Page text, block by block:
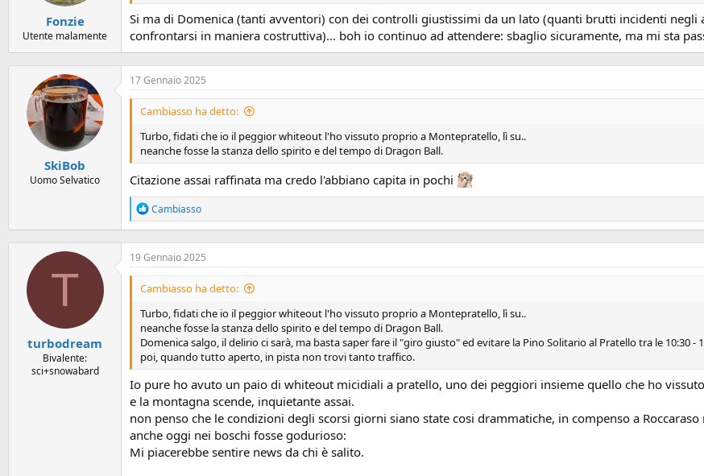
Fonzie
Utente malamente
Si ma di Domenica (tanti avventori) con dei controlli giustissimi da un lato (quanti brutti incidenti negli
confrontarsi in maniera costruttiva)... boh io continuo ad attendere: sbaglio sicuramente, ma mi sta
SkiBob
Uomo Selvatico
17 Gennaio 2025
Cambiasso ha detto:
Turbo, fidati che io il peggior whiteout l'ho vissuto proprio a Montepratello, lì su..
neanche fosse la stanza dello spirito e del tempo di Dragon Ball.
Citazione assai raffinata ma credo l'abbiano capita in pochi
R
e
a
c
t
o
s
:
Cambiasso
T
turbodream
Bivalente:
sci+snowabard
19 Gennaio 2025
Cambiasso ha detto:
Turbo, fidati che io il peggior whiteout l'ho vissuto proprio a Montepratello, lì su..
neanche fosse la stanza dello spirito e del tempo di Dragon Ball.
Domenica salgo, il delirio ci sarà, ma basta saper fare il "giro giusto" ed evitare la Pino Solitario al Pratello tra le 10:30 -
poi, quando tutto aperto, in pista non trovi tanto traffico.
Io pure ho avuto un paio di whiteout micidiali a pratello, uno dei peggiori insieme quello che ho
e la montagna scende, inquietante assai.
non penso che le condizioni degli scorsi giorni siano state cosi drammatiche, in compenso a
anche oggi nei boschi fosse godurioso:
Mi piacerebbe sentire news da chi è salito.